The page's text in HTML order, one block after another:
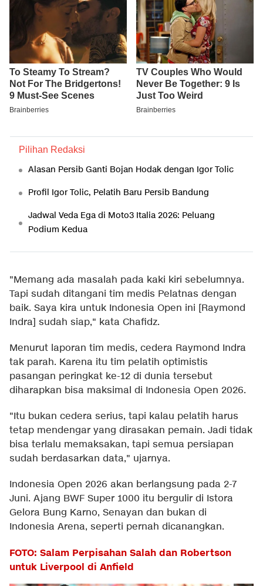
Pilihan Redaksi
Alasan Persib Ganti Bojan Hodak dengan Igor Tolic
Profil Igor Tolic, Pelatih Baru Persib Bandung
Jadwal Veda Ega di Moto3 Italia 2026: Peluang
Podium Kedua
"Memang ada masalah pada kaki kiri sebelumnya.
Tapi sudah ditangani tim medis Pelatnas dengan
baik. Saya kira untuk Indonesia Open ini [Raymond
Indra] sudah siap," kata Chafidz.
Menurut laporan tim medis, cedera Raymond Indra
tak parah. Karena itu tim pelatih optimistis
pasangan peringkat ke-12 di dunia tersebut
diharapkan bisa maksimal di Indonesia Open 2026.
"Itu bukan cedera serius, tapi kalau pelatih harus
tetap mendengar yang dirasakan pemain. Jadi tidak
bisa terlalu memaksakan, tapi semua persiapan
sudah berdasarkan data," ujarnya.
Indonesia Open 2026 akan berlangsung pada 2-7
Juni. Ajang BWF Super 1000 itu bergulir di Istora
Gelora Bung Karno, Senayan dan bukan di
Indonesia Arena, seperti pernah dicanangkan.
FOTO: Salam Perpisahan Salah dan Robertson
untuk Liverpool di Anfield